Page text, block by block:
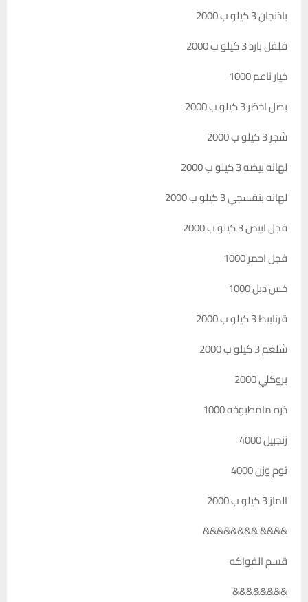
باذنجان 3 كيلو ب 2000
فلفل بارد 3 كيلو ب 2000
خيار ناعم 1000
بصل اخظر 3 كيلو ب 2000
شجر 3 كيلو ب 2000
لهانه بيضه 3 كيلو ب 2000
لهانه بنفسجي 3 كيلو ب 2000
فجل ابيض 3 كيلو ب 2000
فجل احمر 1000
خس دبل 1000
قرنابيط 3 كيلو ب 2000
شلغم 3 كيلو ب 2000
بروكلي 2000
ذره مامطبوخه 1000
زنجبيل 4000
ثوم وزن 4000
الماز 3 كيلو ب 2000
&&&& &&&&&&&&
قسم الفواكه
&&&&&&&&